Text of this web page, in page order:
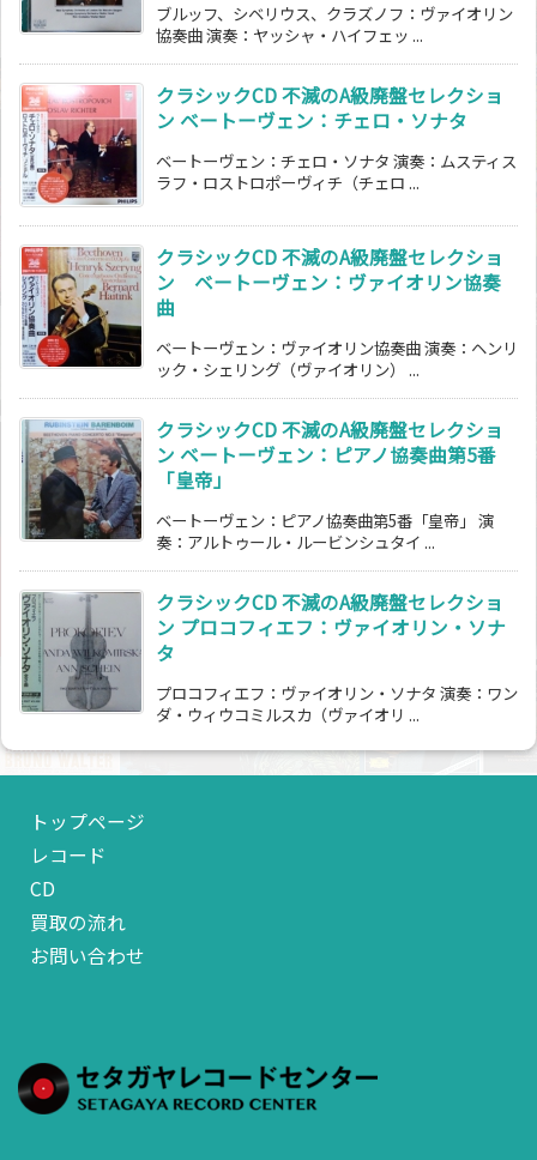
ブルッフ、シベリウス、クラズノフ：ヴァイオリン
協奏曲 演奏：ヤッシャ・ハイフェッ ...
クラシックCD 不滅のA級廃盤セレクショ
ン ベートーヴェン：チェロ・ソナタ
ベートーヴェン：チェロ・ソナタ 演奏：ムスティス
ラフ・ロストロポーヴィチ（チェロ ...
クラシックCD 不滅のA級廃盤セレクショ
ン ベートーヴェン：ヴァイオリン協奏
曲
ベートーヴェン：ヴァイオリン協奏曲 演奏：ヘンリ
ック・シェリング（ヴァイオリン） ...
クラシックCD 不滅のA級廃盤セレクショ
ン ベートーヴェン：ピアノ協奏曲第5番
「皇帝」
ベートーヴェン：ピアノ協奏曲第5番「皇帝」 演
奏：アルトゥール・ルービンシュタイ ...
クラシックCD 不滅のA級廃盤セレクショ
ン プロコフィエフ：ヴァイオリン・ソナ
タ
プロコフィエフ：ヴァイオリン・ソナタ 演奏：ワン
ダ・ウィウコミルスカ（ヴァイオリ ...
トップページ
レコード
CD
買取の流れ
お問い合わせ